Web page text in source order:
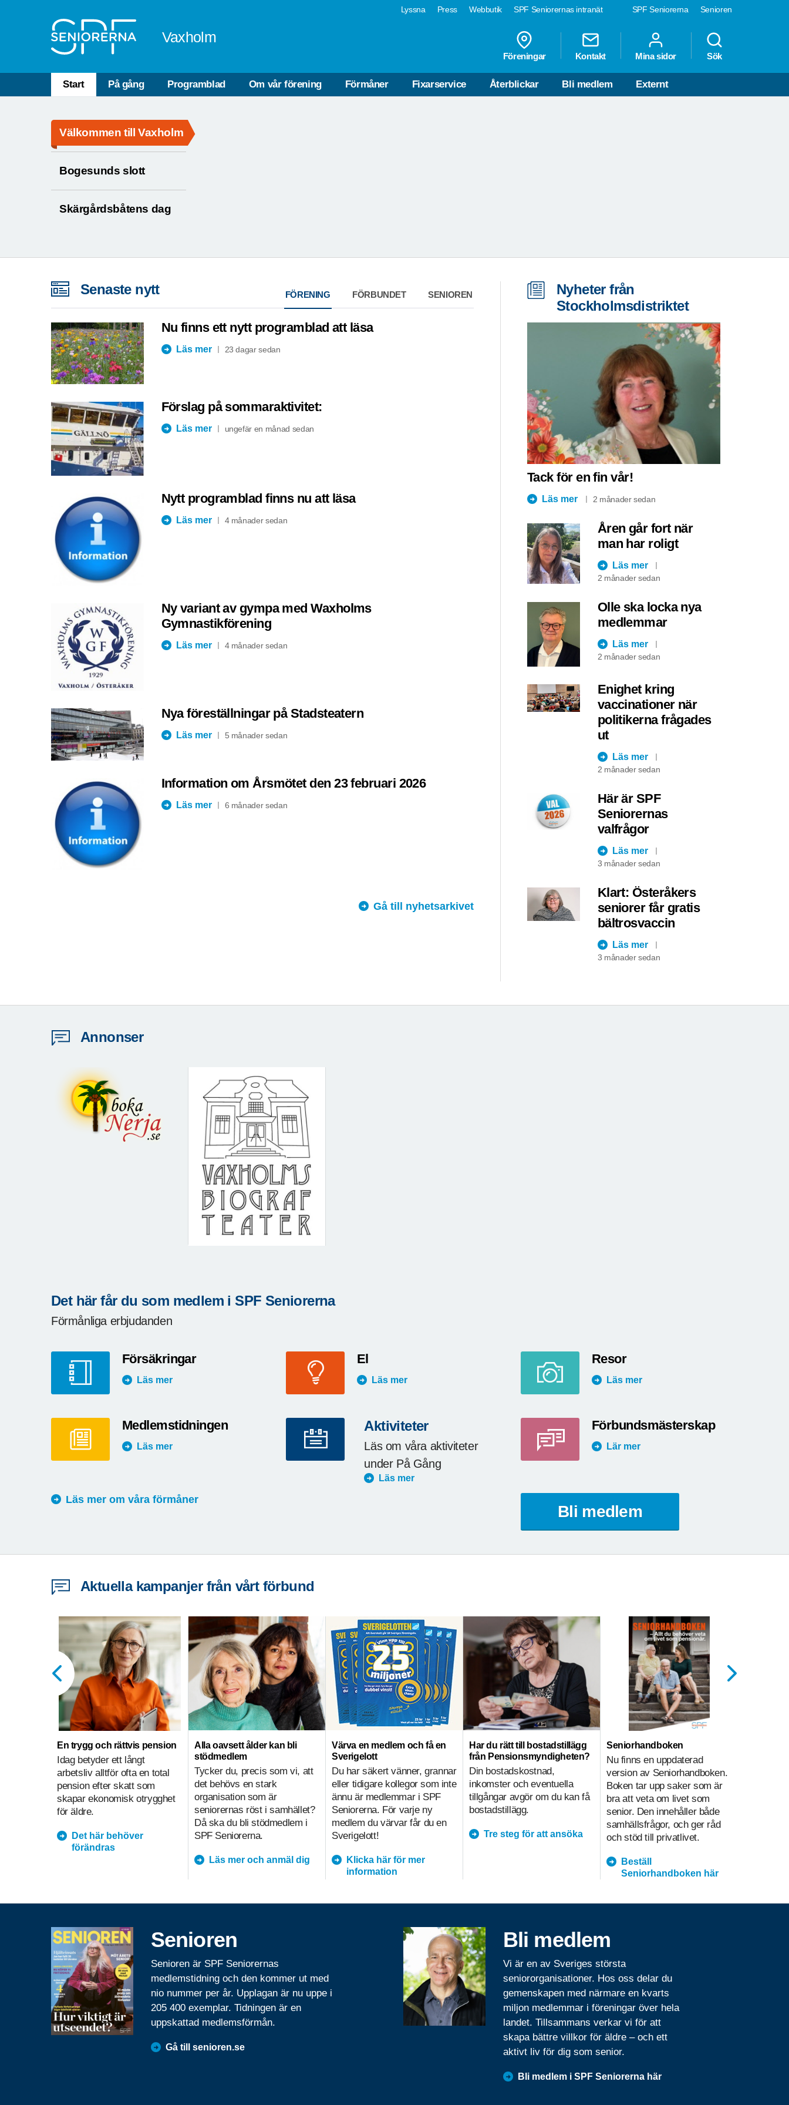
SPF Seniorerna Senioren
Lyssna Press Webbutik SPF Seniorernas intranät
Vaxholm
Föreningar Kontakt Mina sidor Sök
Start På gång Programblad Om vår förening Förmåner Fixarservice Återblickar Bli medlem Externt
Välkommen till Vaxholm
Bogesunds slott
Skärgårdsbåtens dag
VÄLKOMMEN TILL VAXHOLM
Läs om vår förening
BOGESUNDS SLOTT
Läs mer om Bogesunds slott
Senaste nytt FÖRENING FÖRBUNDET SENIOREN
Nu finns ett nytt programblad att läsa
Läs mer 23 dagar sedan
Förslag på sommaraktivitet:
Läs mer ungefär en månad sedan
Nytt programblad finns nu att läsa
Läs mer 4 månader sedan
Ny variant av gympa med Waxholms
Gymnastikförening
Läs mer 4 månader sedan
Nya föreställningar på Stadsteatern
Läs mer 5 månader sedan
Information om Årsmötet den 23 februari 2026
Läs mer 6 månader sedan
Gå till nyhetsarkivet
Nyheter från
Stockholmsdistriktet
Tack för en fin vår!
Läs mer 2 månader sedan
Åren går fort när
man har roligt
Läs mer
2 månader sedan
Olle ska locka nya
medlemmar
Läs mer
2 månader sedan
Enighet kring
vaccinationer när
politikerna frågades
ut
Läs mer
2 månader sedan
Här är SPF
Seniorernas
valfrågor
Läs mer
3 månader sedan
Klart: Österåkers
seniorer får gratis
bältrosvaccin
Läs mer
3 månader sedan
Annonser
Det här får du som medlem i SPF Seniorerna
Förmånliga erbjudanden
Försäkringar
Läs mer
El
Läs mer
Resor
Läs mer
Medlemstidningen
Läs mer
Aktiviteter
Läs om våra aktiviteter
under På Gång
Läs mer
Förbundsmästerskap
Lär mer
Läs mer om våra förmåner
Bli medlem
Aktuella kampanjer från vårt förbund
En trygg och rättvis pension
Idag betyder ett långt
arbetsliv alltför ofta en total
pension efter skatt som
skapar ekonomisk otrygghet
för äldre.
Det här behöver
förändras
Alla oavsett ålder kan bli
stödmedlem
Tycker du, precis som vi, att
det behövs en stark
organisation som är
seniorernas röst i samhället?
Då ska du bli stödmedlem i
SPF Seniorerna.
Läs mer och anmäl dig
Värva en medlem och få en
Sverigelott
Du har säkert vänner, grannar
eller tidigare kollegor som inte
ännu är medlemmar i SPF
Seniorerna. För varje ny
medlem du värvar får du en
Sverigelott!
Klicka här för mer
information
Har du rätt till bostadstillägg
från Pensionsmyndigheten?
Din bostadskostnad,
inkomster och eventuella
tillgångar avgör om du kan få
bostadstillägg.
Tre steg för att ansöka
Seniorhandboken
Nu finns en uppdaterad
version av Seniorhandboken.
Boken tar upp saker som är
bra att veta om livet som
senior. Den innehåller både
samhällsfrågor, och ger råd
och stöd till privatlivet.
Beställ
Seniorhandboken här
Senioren
Senioren är SPF Seniorernas
medlemstidning och den kommer ut med
nio nummer per år. Upplagan är nu uppe i
205 400 exemplar. Tidningen är en
uppskattad medlemsförmån.
Gå till senioren.se
Bli medlem
Vi är en av Sveriges största
seniororganisationer. Hos oss delar du
gemenskapen med närmare en kvarts
miljon medlemmar i föreningar över hela
landet. Tillsammans verkar vi för att
skapa bättre villkor för äldre – och ett
aktivt liv för dig som senior.
Bli medlem i SPF Seniorerna här